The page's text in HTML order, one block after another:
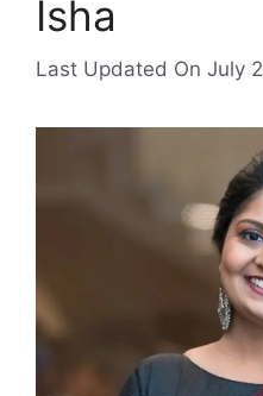
Isha
Last Updated On July